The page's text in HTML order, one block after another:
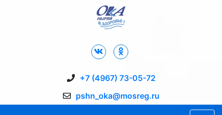
+7 (4967) 73-05-72
pshn_oka@mosreg.ru